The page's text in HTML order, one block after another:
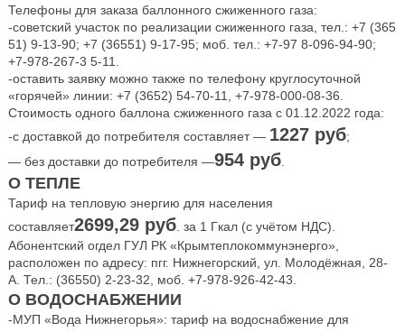
Телефоны для заказа баллонного сжиженного газа:
-советский участок по реализации сжиженного газа, тел.: +7 (365
51) 9-13-90; +7 (36551) 9-17-95; моб. тел.: +7-97 8-096-94-90;
+7-978-267-3 5-11.
-оставить заявку можно также по телефону круглосуточной
«горячей» линии: +7 (3652) 54-70-11, +7-978-000-08-36.
Стоимость одного баллона сжиженного газа с 01.12.2022 года:
-с доставкой до потребителя составляет — 1227 руб;
— без доставки до потребителя —954 руб.
О ТЕПЛЕ
Тариф на тепловую энергию для населения
составляет2699,29 руб. за 1 Гкал (с учётом НДС).
Абонентский огдел ГУЛ РК «Крымтеплокоммунэнерго»,
расположен по адресу: пгг. Нижнегорский, ул. Молодёжная, 28-
А. Тел.: (36550) 2-23-32, моб. +7-978-926-42-43.
О ВОДОСНАБЖЕНИИ
-МУП «Вода Нижнегорья»: тариф на водоснабжение для